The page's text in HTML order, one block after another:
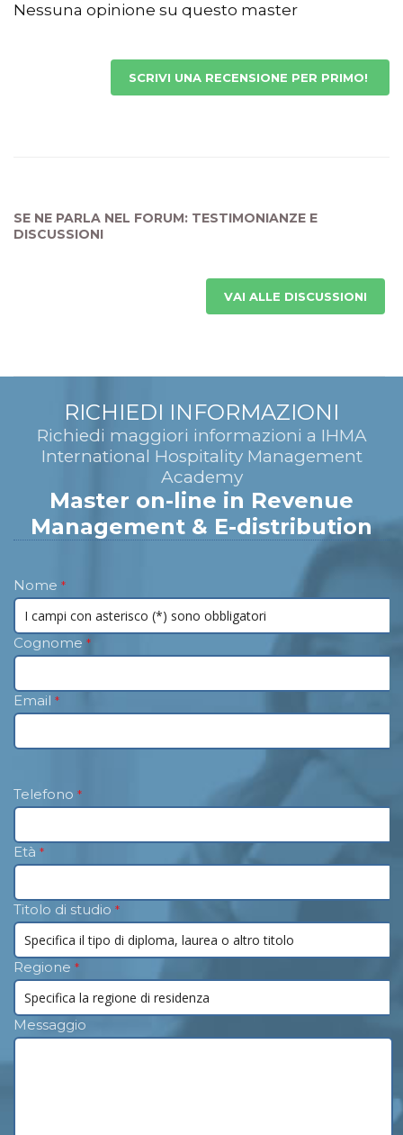
Nessuna opinione su questo master
SCRIVI UNA RECENSIONE PER PRIMO!
SE NE PARLA NEL FORUM: TESTIMONIANZE E
DISCUSSIONI
VAI ALLE DISCUSSIONI
RICHIEDI INFORMAZIONI
Richiedi maggiori informazioni a IHMA
International Hospitality Management
Academy
Master on-line in Revenue
Management & E-distribution
Nome *
Cognome *
Email *
Telefono *
Età *
Titolo di studio *
Regione *
Messaggio